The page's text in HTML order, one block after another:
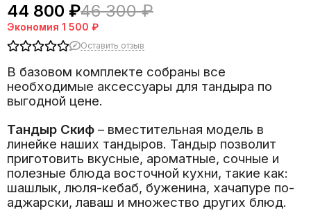
44 800 ₽46 300 ₽
Экономия 1 500 ₽
Оставить отзыв
В базовом комплекте собраны все
необходимые аксессуары для тандыра по
выгодной цене.
Тандыр Скиф – вместительная модель в
линейке наших тандыров. Тандыр позволит
приготовить вкусные, ароматные, сочные и
полезные блюда восточной кухни, такие как:
шашлык, люля-кебаб, буженина, хачапуре по-
аджарски, лаваш и множество других блюд.